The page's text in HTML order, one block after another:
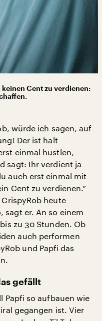
Cent zu verdienen:
würde ich sagen, auf
Der ist halt
einmal hustlen,
sagt: Ihr verdient ja
auch erst einmal mit
Cent zu verdienen.“
heute
sagt er. An so einem
zu 30 Stunden. Ob
auch performen
und Papfi das
gefällt
Papfi so aufbauen wie
gegangen ist. Vier